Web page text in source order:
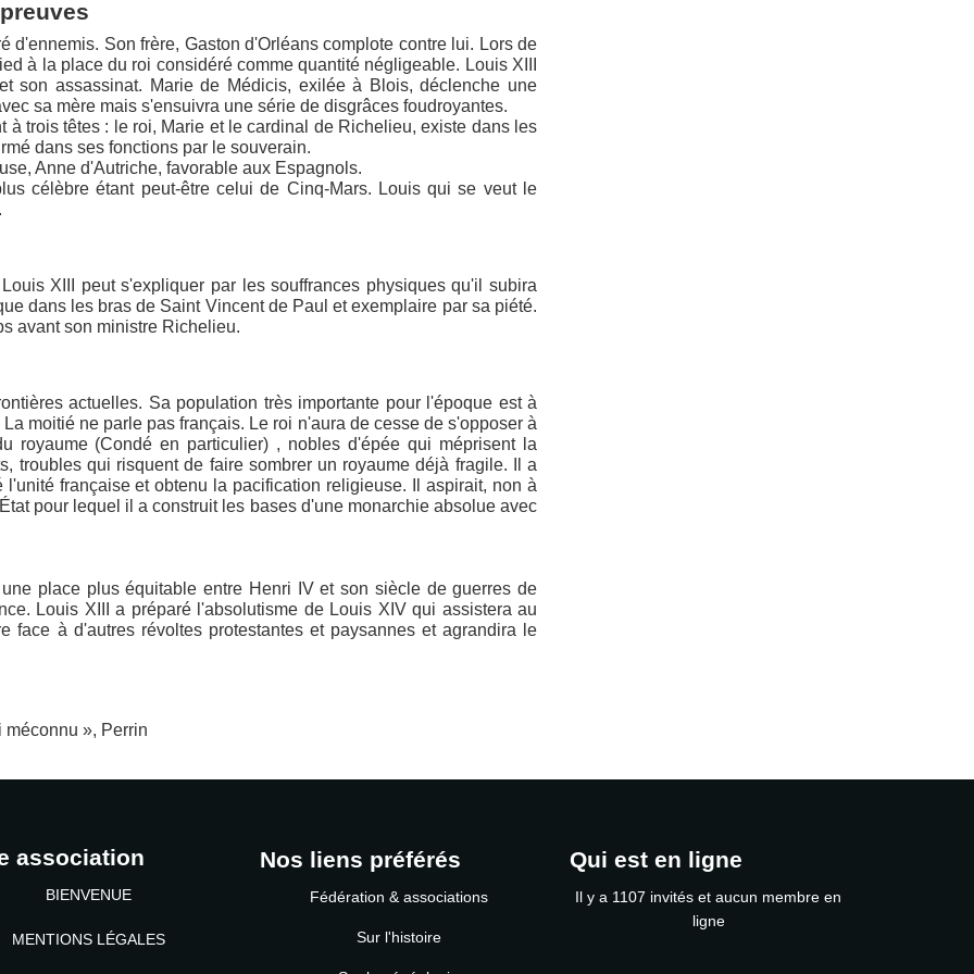
d'ennemis. Son frère, Gaston d'Orléans complote contre lui. Lors de
à la place du roi considéré comme quantité négligeable. Louis XIII
son assassinat. Marie de Médicis, exilée à Blois, déclenche une
sa mère mais s'ensuivra une série de disgrâces foudroyantes.
trois têtes : le roi, Marie et le cardinal de Richelieu, existe dans les
dans ses fonctions par le souverain.
Anne d'Autriche, favorable aux Espagnols.
célèbre étant peut-être celui de Cinq-Mars. Louis qui se veut le
XIII peut s'expliquer par les souffrances physiques qu'il subira
dans les bras de Saint Vincent de Paul et exemplaire par sa piété.
avant son ministre Richelieu.
actuelles. Sa population très importante pour l'époque est à
moitié ne parle pas français. Le roi n'aura de cesse de s'opposer à
royaume (Condé en particulier) , nobles d'épée qui méprisent la
troubles qui risquent de faire sombrer un royaume déjà fragile. Il a
française et obtenu la pacification religieuse. Il aspirait, non à
pour lequel il a construit les bases d'une monarchie absolue avec
place plus équitable entre Henri IV et son siècle de guerres de
Louis XIII a préparé l'absolutisme de Louis XIV qui assistera au
face à d'autres révoltes protestantes et paysannes et agrandira le
méconnu », Perrin
association
BIENVENUE
MENTIONS LÉGALES
Nos liens préférés
Fédération & associations
Sur l'histoire
Qui est en ligne
Il y a 1107 invités et aucun membre en
ligne